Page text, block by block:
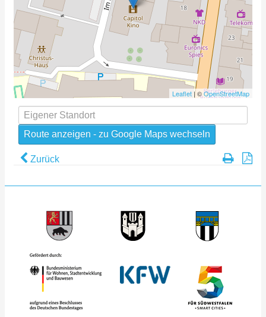
Leaflet | ©OpenStreetMap
Zurück